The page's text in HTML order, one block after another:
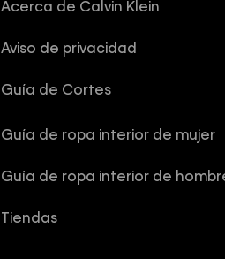
Acerca de Calvin Klein
Aviso de privacidad
Guía de Cortes
Guía de ropa interior de mujer
Guía de ropa interior de
Tiendas